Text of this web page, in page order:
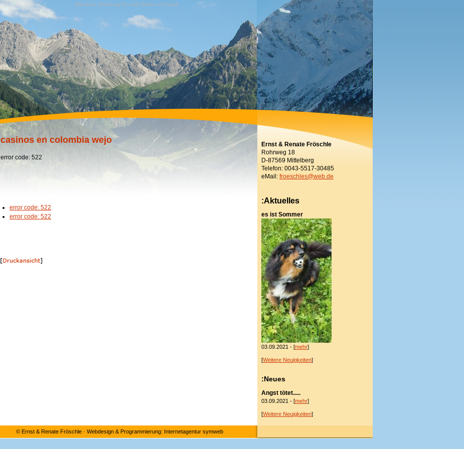
Wandern, Erholung für Leib,Seele und Geist,
casinos en colombia wejo
error code: 522
error code: 522
error code: 522
Ernst & Renate Fröschle
Rohrweg 18
D-87569 Mittelberg
Telefon: 0043-5517-30485
eMail: froeschles@web.de
:Aktuelles
es ist Sommer
03.09.2021 - [mehr]
[Weitere Neuigkeiten]
:Neues
Angst tötet.....
03.09.2021 - [mehr]
[Weitere Neuigkeiten]
© Ernst & Renate Fröschle· Webdesign & Programmierung: Internetagentur symweb